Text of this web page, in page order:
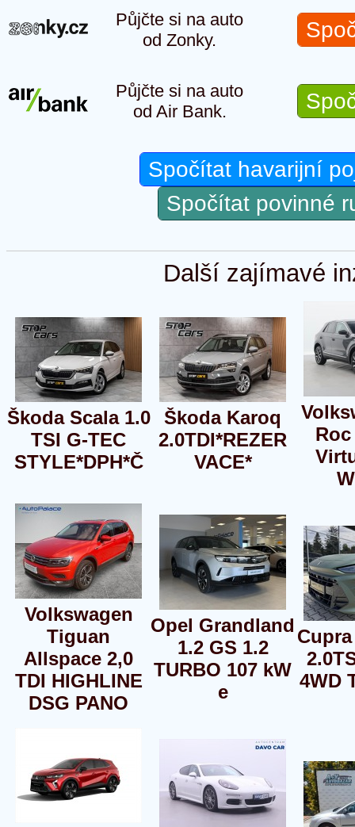
Půjčte si na auto
od Zonky.
Půjčte si na auto
od Air Bank.
Spočítat havarijní
Spočítat povinné
Další zajímavé
Škoda Scala 1.0
TSI G-TEC
STYLE*DPH*Č
Škoda Karoq
2.0TDI*REZER
VACE*
Roc
Volkswagen
Tiguan
Allspace 2,0
TDI HIGHLINE
DSG PANO
Opel Grandland
1.2 GS 1.2
TURBO 107 kW
e
4WD